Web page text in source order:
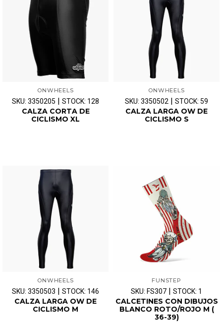
ONWHEELS
SKU: 3350205 | STOCK: 128
CALZA CORTA DE
CICLISMO XL
ONWHEELS
SKU: 3350502 | STOCK: 59
CALZA LARGA OW DE
CICLISMO S
ONWHEELS
SKU: 3350503 | STOCK: 146
CALZA LARGA OW DE
CICLISMO M
FUNSTEP
SKU: FS307 | STOCK: 1
CALCETINES CON DIBUJOS
BLANCO ROTO/ROJO M (
36-39)